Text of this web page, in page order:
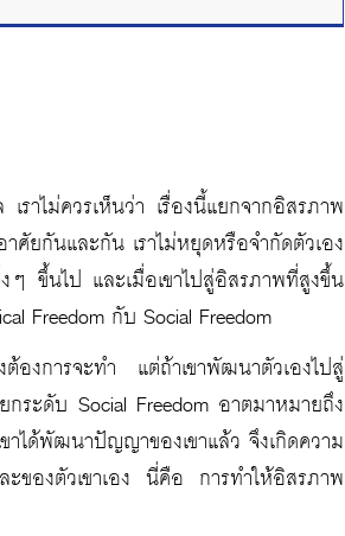
าไม่ควรเห็นว่า เรื่องนี้แยกจากอิสรภาพ
ยกันและกัน เราไม่หยุดหรือจำกัดตัวเอง
ขึ้นไป และเมื่อเขาไปสู่อิสรภาพที่สูงขึ้น
Freedom กับ Social Freedom
งการจะทำ แต่ถ้าเขาพัฒนาตัวเองไปสู่
กระดับ Social Freedom อาตมาหมายถึง
าได้พัฒนาปัญญาของเขาแล้ว จึงเกิดความ
ของตัวเขาเอง นี่คือ การทำให้อิสรภาพ